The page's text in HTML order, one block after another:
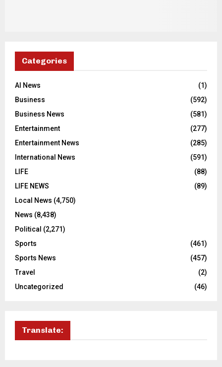
Categories
AI News
(1)
Business
(592)
Business News
(581)
Entertainment
(277)
Entertainment News
(285)
International News
(591)
LIFE
(88)
LIFE NEWS
(89)
Local News (4,750)
News (8,438)
Political (2,271)
Sports
(461)
Sports News
(457)
Travel
(2)
Uncategorized
(46)
Translate: